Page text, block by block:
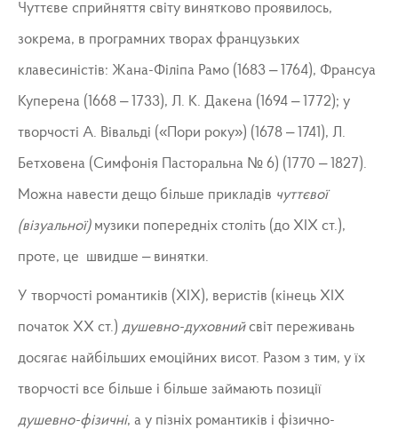
Чуттєве сприйняття світу винятково проявилось,
зокрема, в програмних творах французьких
клавесиністів: Жана-Філіпа Рамо (1683 – 1764), Франсуа
Куперена (1668 – 1733), Л. К. Дакена (1694 – 1772); у
творчості А. Вівальді («Пори року») (1678 – 1741), Л.
Бетховена (Симфонія Пасторальна № 6) (1770 – 1827).
Можна навести дещо більше прикладів чуттєвої
(візуальної)музики попередніх століть (до ХІХ ст.),
проте, це швидше – винятки.
У творчості романтиків (XIX), веристів (кінець ХІХ
початок ХХ ст.) душевно-духовнийсвіт переживань
досягає найбільших емоційних висот. Разом з тим, у їх
творчості все більше і більше займають позиції
душевно-фізичні, а у пізніх романтиків і фізично-